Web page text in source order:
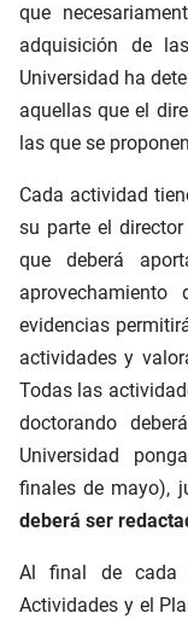
que
adquisición de
Universidad ha
aquellas que el
las que se
Cada actividad
su parte el
que deberá
evidencias
actividades y
Todas las
doctorando
Universidad
finales de mayo),
deberá ser
Al final de cada
Actividades y el